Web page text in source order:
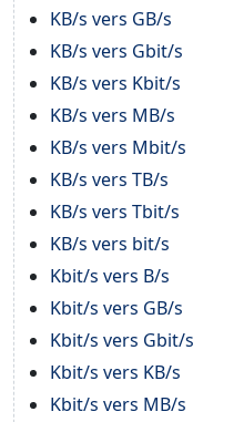
KB/s vers GB/s
KB/s vers Gbit/s
KB/s vers Kbit/s
KB/s vers MB/s
KB/s vers Mbit/s
KB/s vers TB/s
KB/s vers Tbit/s
KB/s vers bit/s
Kbit/s vers B/s
Kbit/s vers GB/s
Kbit/s vers Gbit/s
Kbit/s vers KB/s
Kbit/s vers MB/s